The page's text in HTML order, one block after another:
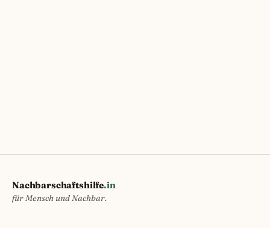
Nachbarschaftshilfe.in
für Mensch und Nachbar.